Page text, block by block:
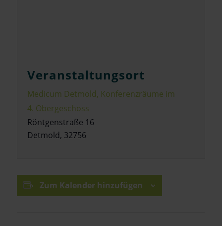
Veranstaltungsort
Medicum Detmold, Konferenzräume im
4. Obergeschoss
Röntgenstraße 16
Detmold, 32756
Zum Kalender hinzufügen